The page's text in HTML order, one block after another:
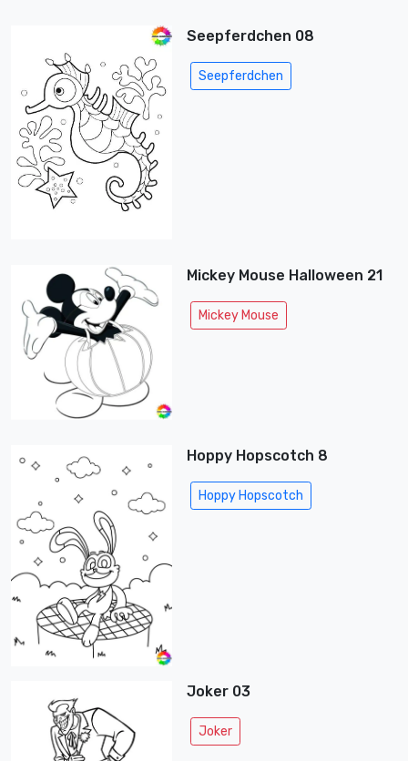
Seepferdchen 08
Seepferdchen
Mickey Mouse Halloween 21
Mickey Mouse
Hoppy Hopscotch 8
Hoppy Hopscotch
Joker 03
Joker